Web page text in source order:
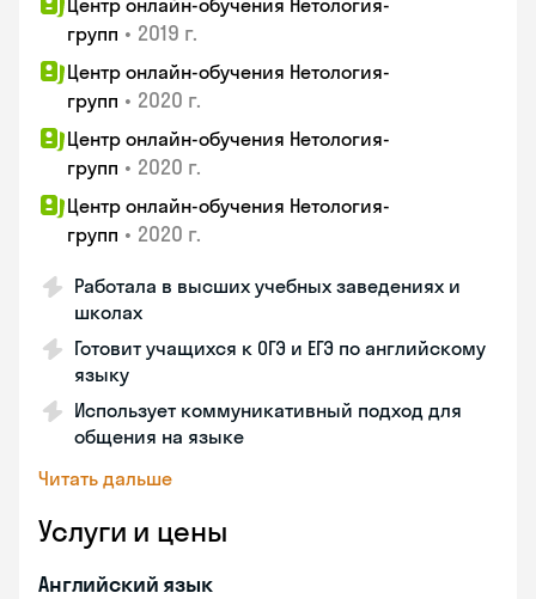
Центр онлайн-обучения Нетология-
групп • 2019 г.
Центр онлайн-обучения Нетология-
групп • 2020 г.
Центр онлайн-обучения Нетология-
групп • 2020 г.
Центр онлайн-обучения Нетология-
групп • 2020 г.
Работала в высших учебных заведениях и
школах
Готовит учащихся к ОГЭ и ЕГЭ по английскому
языку
Использует коммуникативный подход для
общения на языке
Читать дальше
Услуги и цены
Английский язык